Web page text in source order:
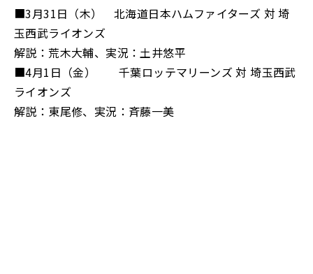
■3月31日（木） 北海道日本ハムファイターズ 対 埼
玉西武ライオンズ
解説：荒木大輔、実況：土井悠平
■4月1日（金） 千葉ロッテマリーンズ 対 埼玉西武
ライオンズ
解説：東尾修、実況：斉藤一美